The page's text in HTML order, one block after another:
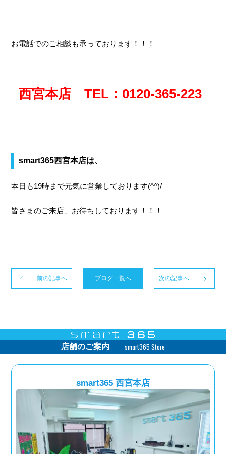
お電話でのご相談も承っております！！！
西宮本店 TEL：0120-365-223
smart365西宮本店は、
本日も19時まで元気に営業しております(^^)/
皆さまのご来店、お待ちしております！！！
前の記事へ ブログ一覧へ 次の記事へ
店舗のご案内 smart365 Store
smart365 西宮本店